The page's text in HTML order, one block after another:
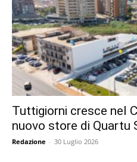
Tuttigiorni cresce nel
nuovo store di Quartu
Redazione - 30 Luglio 2026